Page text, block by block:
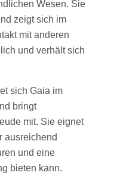
Wesen. Sie
zeigt sich im
mit anderen
und verhält sich
sich Gaia im
bringt
mit. Sie eignet
ausreichend
und eine
bieten kann.